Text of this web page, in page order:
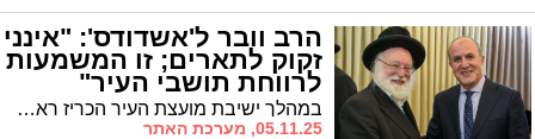
הרב וובר ל'אשדודס': "אינני
זקוק לתארים; זו המשמעות
לרווחת תושבי העיר"
במהלך ישיבת מועצת העיר הכריז ראש העיר על הענקת תואר 'משנה ראש העיר' ליו"ר סיעת אשדוד התורנית הרב אפרים וובר. בשיחה עם 'אשדודס' מסביר הרב וובר את המשמעות: "תוקצה לשכה ושירותי משרד לרווחת תושבי העיר"
05.11.25, מערכת האתר